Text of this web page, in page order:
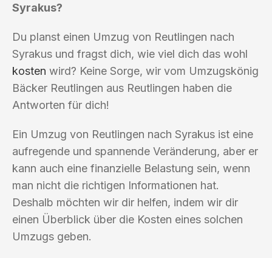
Syrakus?
Du planst einen Umzug von Reutlingen nach
Syrakus und fragst dich, wie viel dich das wohl
kosten wird? Keine Sorge, wir vom Umzugskönig
Bäcker Reutlingen aus Reutlingen haben die
Antworten für dich!
Ein Umzug von Reutlingen nach Syrakus ist eine
aufregende und spannende Veränderung, aber er
kann auch eine finanzielle Belastung sein, wenn
man nicht die richtigen Informationen hat.
Deshalb möchten wir dir helfen, indem wir dir
einen Überblick über die Kosten eines solchen
Umzugs geben.